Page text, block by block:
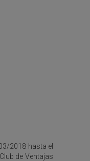
2018 hasta el
de Ventajas